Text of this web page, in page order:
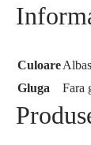
Culoare
Gluga
Fara